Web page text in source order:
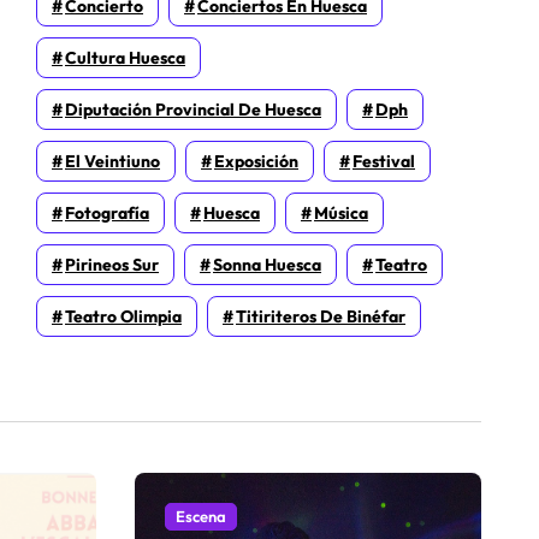
Concierto Conciertos En Huesca
Cultura Huesca
Diputación Provincial De Huesca Dph
El Veintiuno Exposición Festival
Fotografía Huesca Música
Pirineos Sur Sonna Huesca Teatro
Teatro Olimpia Titiriteros De Binéfar
Escena